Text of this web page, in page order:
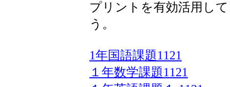
プリントを有効活用し
う。
1年国語課題1121
１年数学課題1121